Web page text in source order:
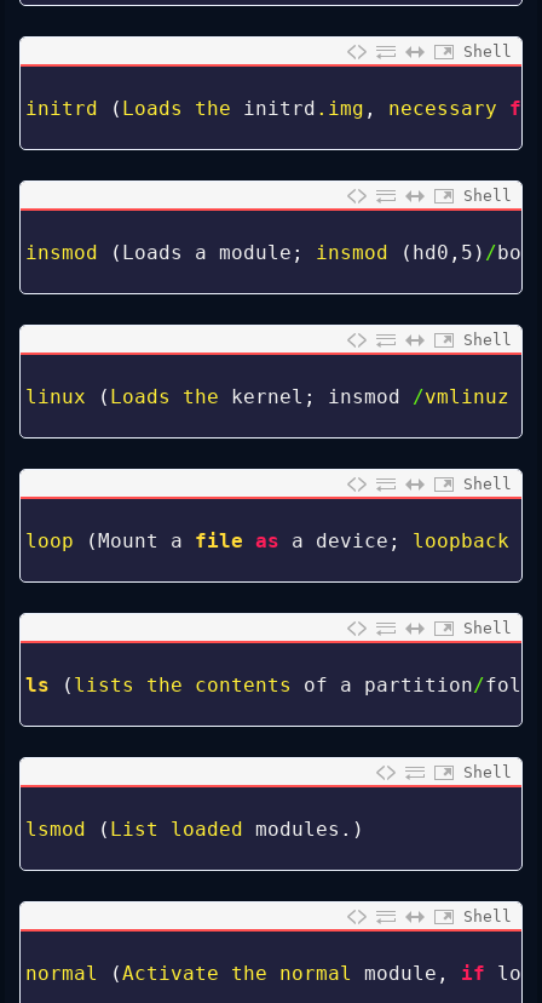
Shell
initrd ( Loads the initrd .img , necessary
Shell
insmod ( Loads a module ; insmod ( hd0 , 5 ) /
Shell
linux ( Loads the kernel ; insmod /vmlinuz
Shell
loop (Mount a file as a device ; loopback
Shell
ls ( lists the contents of a partition/
Shell
lsmod ( List loaded modules . )
Shell
normal (Activate the normal module , if